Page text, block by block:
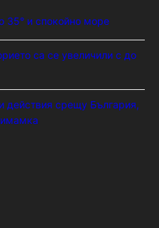
35° и спокойно море
са се увеличили с до
срещу България,